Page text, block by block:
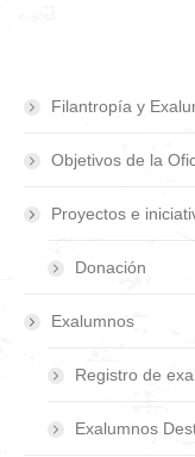
Filantropía y
Objetivos de la
Proyectos e
Donación
Exalumnos
Registro de
Exalumnos